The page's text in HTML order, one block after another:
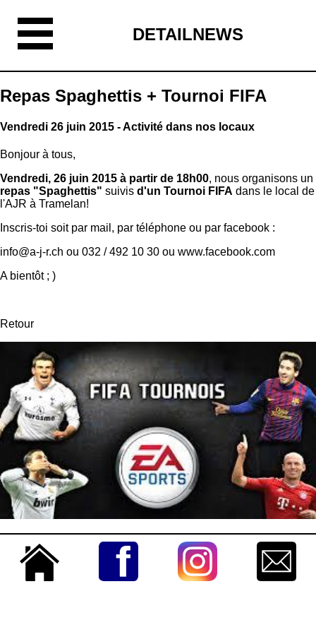
DETAILNEWS
Repas Spaghettis + Tournoi FIFA
Vendredi 26 juin 2015 - Activité dans nos locaux
Bonjour à tous,
Vendredi, 26 juin 2015 à partir de 18h00, nous organisons un
repas "Spaghettis" suivis d'un Tournoi FIFA dans le local de
l'AJR à Tramelan!
Inscris-toi soit par mail, par téléphone ou par facebook :
info@a-j-r.ch ou 032 / 492 10 30 ou www.facebook.com
A bientôt ; )
Retour